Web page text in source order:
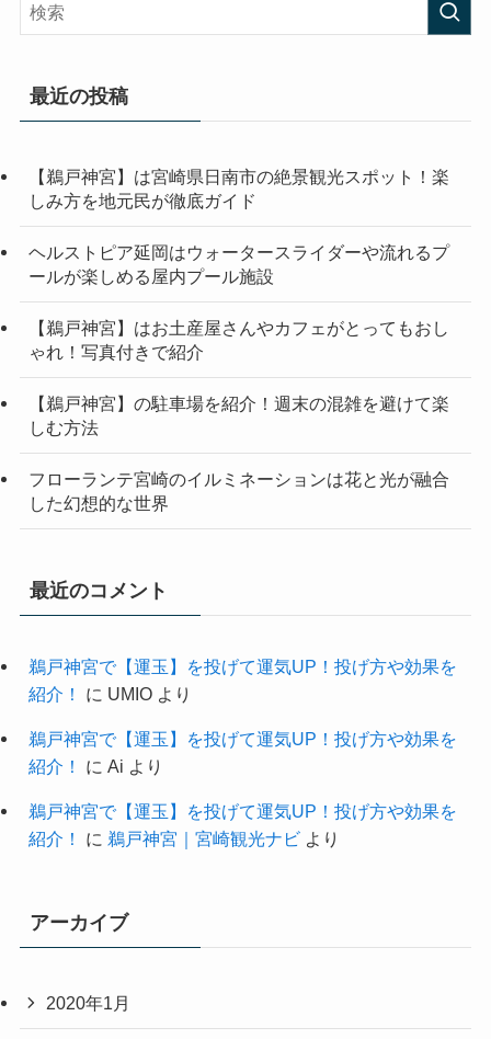
最近の投稿
【鵜戸神宮】は宮崎県日南市の絶景観光スポット！楽
しみ方を地元民が徹底ガイド
ヘルストピア延岡はウォータースライダーや流れるプ
ールが楽しめる屋内プール施設
【鵜戸神宮】はお土産屋さんやカフェがとってもおし
ゃれ！写真付きで紹介
【鵜戸神宮】の駐車場を紹介！週末の混雑を避けて楽
しむ方法
フローランテ宮崎のイルミネーションは花と光が融合
した幻想的な世界
最近のコメント
鵜戸神宮で【運玉】を投げて運気UP！投げ方や効果を
紹介！
に UMIOより
鵜戸神宮で【運玉】を投げて運気UP！投げ方や効果を
紹介！
に Ai より
鵜戸神宮で【運玉】を投げて運気UP！投げ方や効果を
紹介！
に 鵜戸神宮｜宮崎観光ナビより
アーカイブ
2020年1月